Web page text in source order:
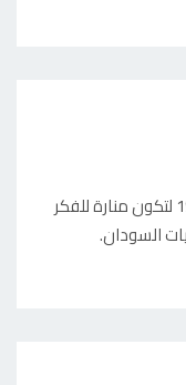
أنشئت جامعة غرب كردفان في عام 1997 لتكون منارة للفكر
السودان.